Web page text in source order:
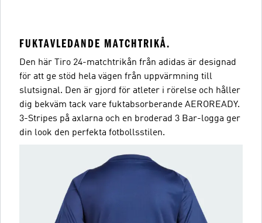
FUKTAVLEDANDE MATCHTRIKÅ.
Den här Tiro 24-matchtrikån från adidas är designad
för att ge stöd hela vägen från uppvärmning till
slutsignal. Den är gjord för atleter i rörelse och håller
dig bekväm tack vare fuktabsorberande AEROREADY.
3-Stripes på axlarna och en broderad 3 Bar-logga ger
din look den perfekta fotbollsstilen.